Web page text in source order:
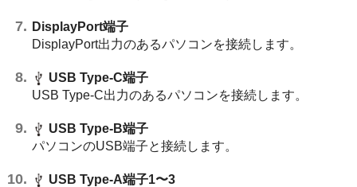
DisplayPort端子
DisplayPort出力のあるパソコンを接続します。
USB Type-C端子
USB Type-C出力のあるパソコンを接続します。
USB Type-B端子
パソコンのUSB端子と接続します。
USB Type-A端子1〜3